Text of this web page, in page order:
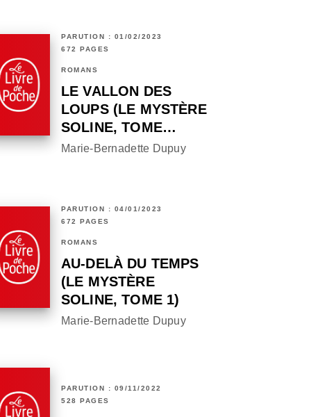
PARUTION : 01/02/2023
672 PAGES
ROMANS
LE VALLON DES
LOUPS (LE MYSTÈRE
SOLINE, TOME…
Marie-Bernadette Dupuy
PARUTION : 04/01/2023
672 PAGES
ROMANS
AU-DELÀ DU TEMPS
(LE MYSTÈRE
SOLINE, TOME 1)
Marie-Bernadette Dupuy
PARUTION : 09/11/2022
528 PAGES